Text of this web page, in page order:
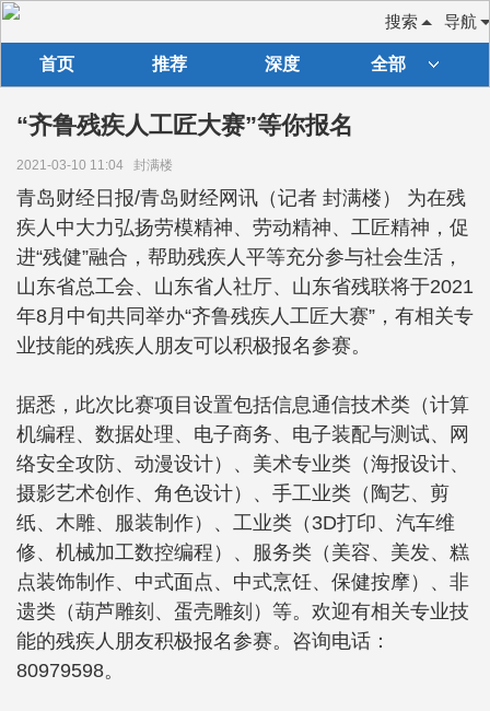
导航
搜索
首页 推荐 深度 全部
“齐鲁残疾人工匠大赛”等你报名
2021-03-10 11:04 封满楼
青岛财经日报/青岛财经网讯（记者 封满楼） 为在残
疾人中大力弘扬劳模精神、劳动精神、工匠精神，促
进“残健”融合，帮助残疾人平等充分参与社会生活，
山东省总工会、山东省人社厅、山东省残联将于2021
年8月中旬共同举办“齐鲁残疾人工匠大赛”，有相关专
业技能的残疾人朋友可以积极报名参赛。
据悉，此次比赛项目设置包括信息通信技术类（计算
机编程、数据处理、电子商务、电子装配与测试、网
络安全攻防、动漫设计）、美术专业类（海报设计、
摄影艺术创作、角色设计）、手工业类（陶艺、剪
纸、木雕、服装制作）、工业类（3D打印、汽车维
修、机械加工数控编程）、服务类（美容、美发、糕
点装饰制作、中式面点、中式烹饪、保健按摩）、非
遗类（葫芦雕刻、蛋壳雕刻）等。欢迎有相关专业技
能的残疾人朋友积极报名参赛。咨询电话：
80979598。